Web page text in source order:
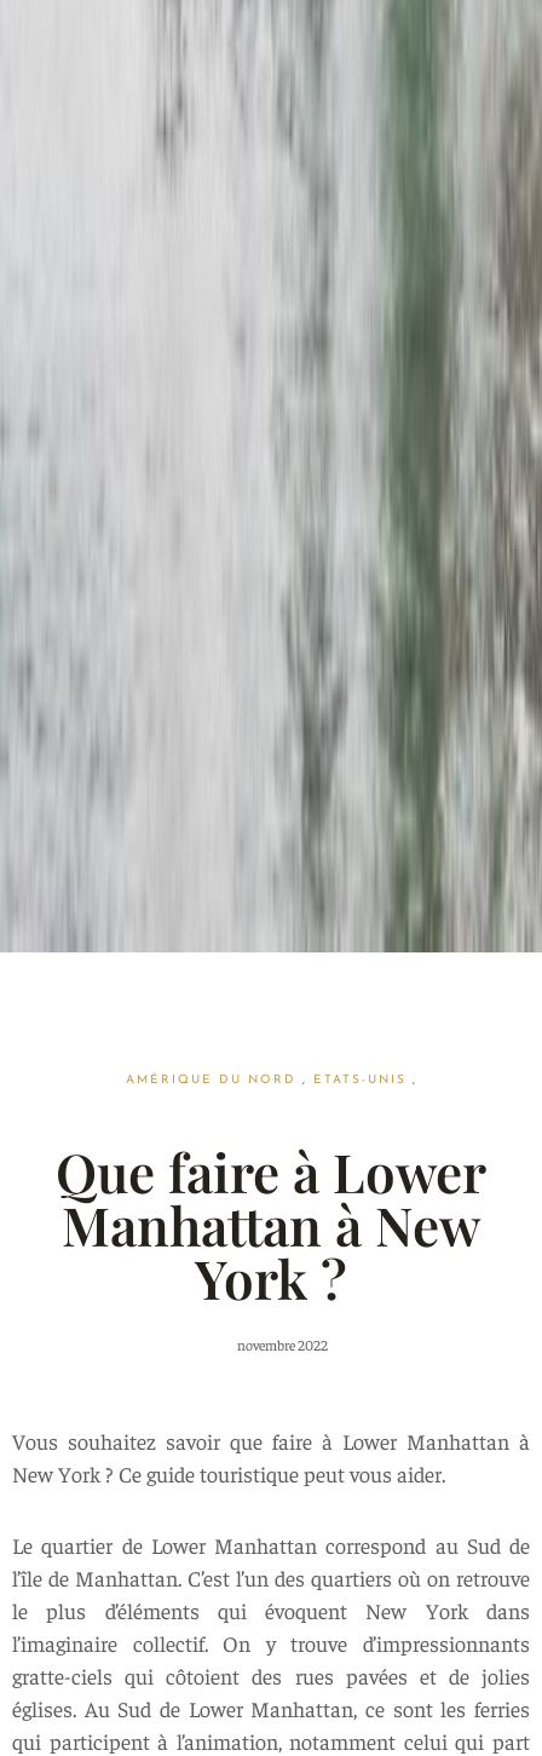
AMÉRIQUE DU NORD , ETATS-UNIS ,
Que faire à Lower
Manhattan à New
York ?
novembre 2022
Vous souhaitez savoir que faire à Lower Manhattan à
New York ? Ce guide touristique peut vous aider.
Le quartier de Lower Manhattan correspond au Sud de
l’île de Manhattan. C’est l’un des quartiers où on retrouve
le plus d’éléments qui évoquent New York dans
l’imaginaire collectif. On y trouve d’impressionnants
gratte-ciels qui côtoient des rues pavées et de jolies
églises. Au Sud de Lower Manhattan, ce sont les ferries
qui participent à l’animation, notamment celui qui part